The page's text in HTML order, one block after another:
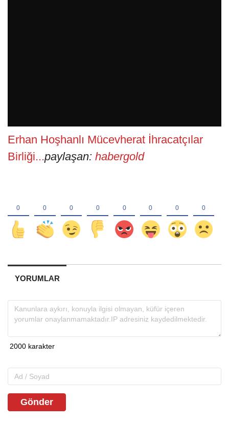
Erhan Hoşhanlı Mücevherat İhracatçılar
Birliği...paylaşan: habergold
YORUMLAR
Gönder